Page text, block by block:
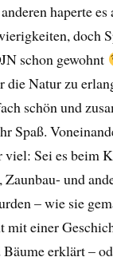
haperte es
doch
schon gewohnt
die Natur zu
schön und
Spaß.
viel: Sei es beim
Zaunbau- und
– wie sie
mit einer
Bäume erklärt –